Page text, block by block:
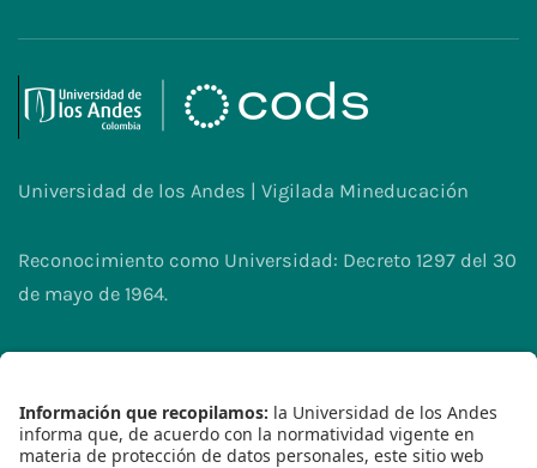
Universidad de los Andes | Vigilada Mineducación
Reconocimiento como Universidad: Decreto 1297 del 30
de mayo de 1964.
2023© - Derechos Reservados Universidad de los
Andes